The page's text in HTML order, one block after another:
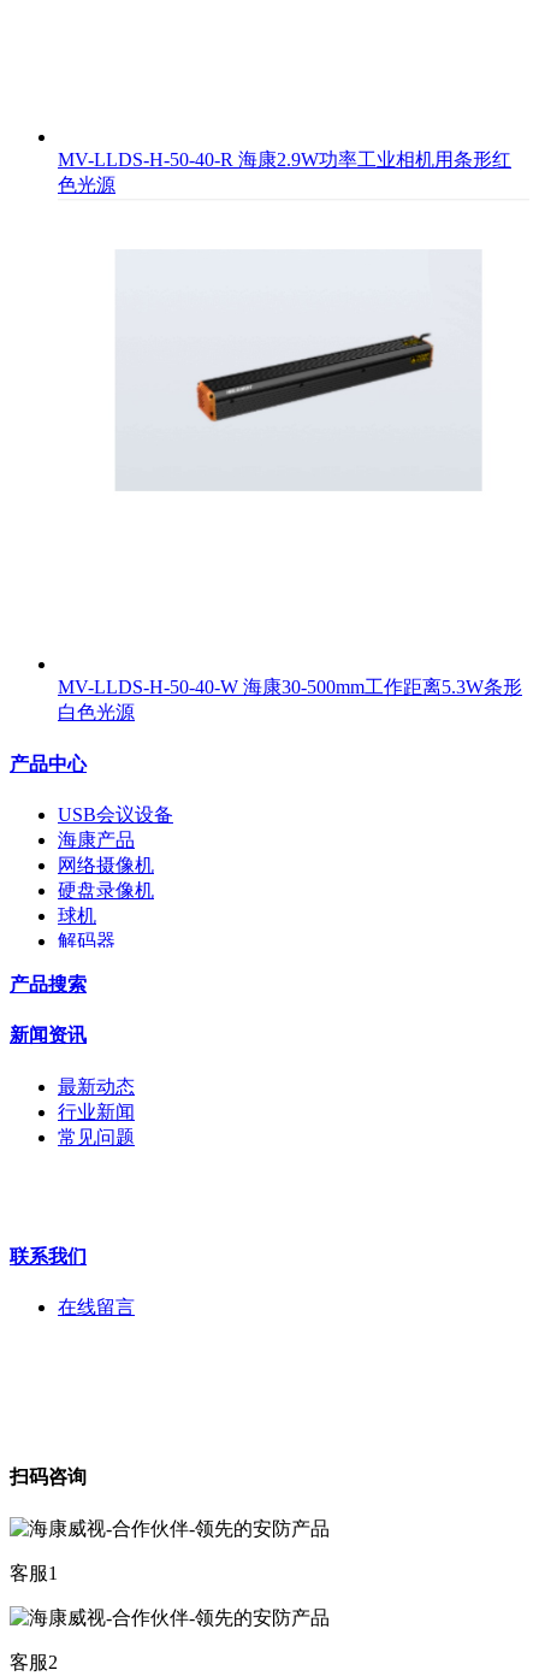
MV-LLDS-H-50-40-R 海康2.9W功率工业相机用条形红
色光源
MV-LLDS-H-50-40-W 海康30-500mm工作距离5.3W条形
白色光源
产品中心
USB会议设备
海康产品
网络摄像机
硬盘录像机
球机
解码器
配件
拼接屏
安检门
工程宝
海康机器人
产品搜索
新闻资讯
最新动态
行业新闻
常见问题
联系我们
在线留言
扫码咨询
客服1
客服2